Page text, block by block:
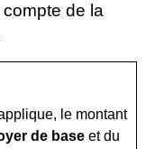
compte de la
le montant
de base et du